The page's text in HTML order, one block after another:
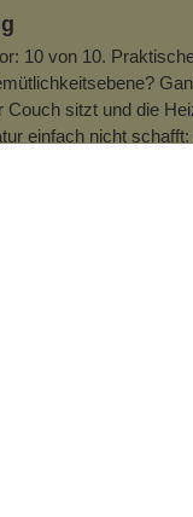
10 von 10.
Couch sitzt und die
einfach nicht